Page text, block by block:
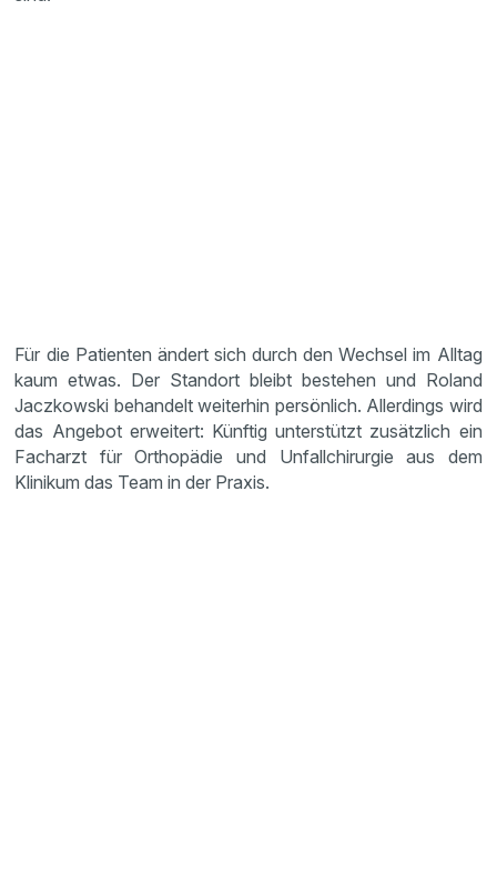
Für die Patienten ändert sich durch den Wechsel im Alltag
kaum etwas. Der Standort bleibt bestehen und Roland
Jaczkowski behandelt weiterhin persönlich. Allerdings wird
das Angebot erweitert: Künftig unterstützt zusätzlich ein
Facharzt für Orthopädie und Unfallchirurgie aus dem
Klinikum das Team in der Praxis.